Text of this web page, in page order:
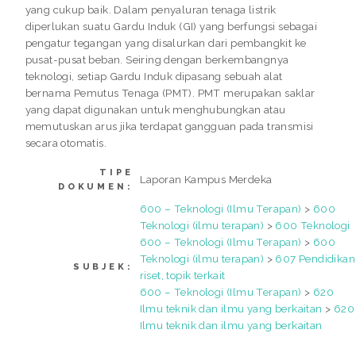
yang cukup baik. Dalam penyaluran tenaga listrik
diperlukan suatu Gardu Induk (GI) yang berfungsi sebagai
pengatur tegangan yang disalurkan dari pembangkit ke
pusat-pusat beban. Seiring dengan berkembangnya
teknologi, setiap Gardu Induk dipasang sebuah alat
bernama Pemutus Tenaga (PMT). PMT merupakan saklar
yang dapat digunakan untuk menghubungkan atau
memutuskan arus jika terdapat gangguan pada transmisi
secara otomatis.
TIPE
DOKUMEN:
Laporan Kampus Merdeka
SUBJEK:
600 – Teknologi (Ilmu Terapan) > 600
Teknologi (ilmu terapan) > 600 Teknologi
600 – Teknologi (Ilmu Terapan) > 600
Teknologi (ilmu terapan) > 607
riset, topik terkait
600 – Teknologi (Ilmu Terapan) > 620
Ilmu teknik dan ilmu yang berkaitan > 620
Ilmu teknik dan ilmu yang berkaitan